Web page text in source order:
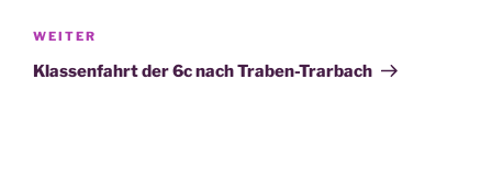
Nächster
Beitrag
WEITER
Klassenfahrt der 6c nach Traben-Trarbach